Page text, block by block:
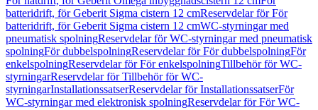
batteridrift, för Geberit Sigma cistern 12 cmReservdelar för För
batteridrift, för Geberit Sigma cistern 12 cmWC-styrningar med
pneumatisk spolningReservdelar för WC-styrningar med pneumatisk
spolningFör dubbelspolningReservdelar för För dubbelspolningFör
enkelspolningReservdelar för För enkelspolningTillbehör för WC-
styrningarReservdelar för Tillbehör för WC-
styrningarInstallationssatserReservdelar för InstallationssatserFör
WC-styrningar med elektronisk spolningReservdelar för För WC-